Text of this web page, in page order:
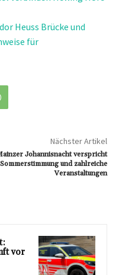
Heuss Brücke und
für
Nächster Artikel
Johannisnacht verspricht
Sommerstimmung und zahlreiche
Veranstaltungen
vor